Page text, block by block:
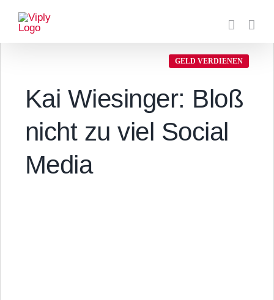
Inhalt
springen
GELD VERDIENEN
Kai Wiesinger: Bloß
nicht zu viel Social
Media